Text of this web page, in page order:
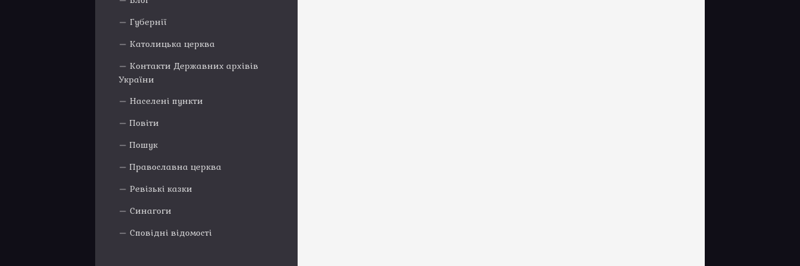
Губернії
Католицька церква
Контакти Державних архівів
України
Населені пункти
Повіти
Пошук
Православна церква
Ревізькі казки
Синагоги
Сповідні відомості